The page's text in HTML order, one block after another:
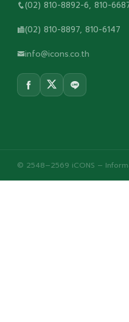
(02) 810-8892-6, 810-
(02) 810-8897, 810-6147
info@icons.co.th
© 2548–2569 iCONS –